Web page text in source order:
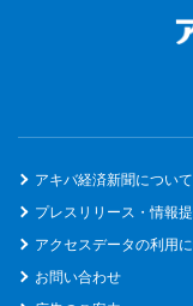
アキバ経済新聞について
プレスリリース・情報
アクセスデータの利用
お問い合わせ